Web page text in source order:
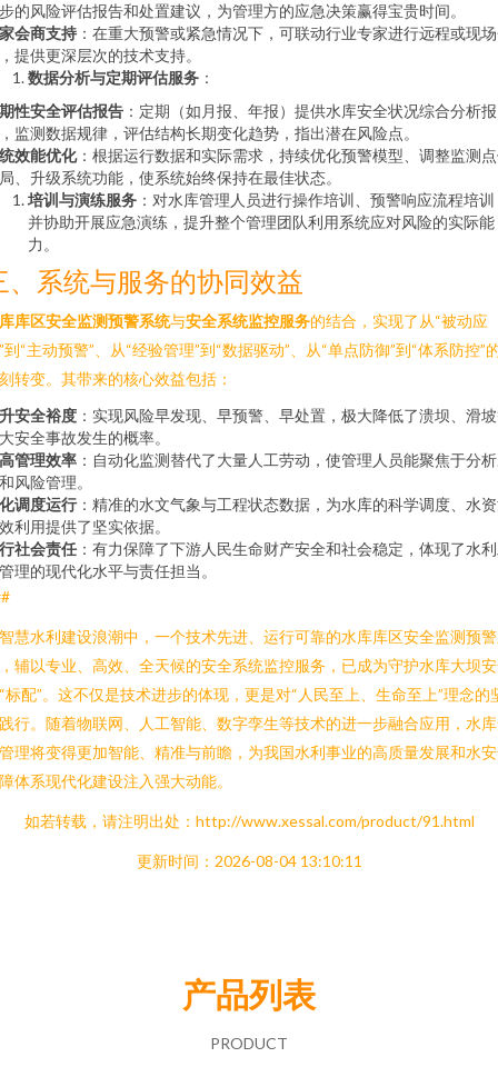
的风险评估报告和处置建议，为管理方的应急决策赢得宝贵时间。
会商支持 ：在重大预警或紧急情况下，可联动行业专家进行远程或现
提供更深层次的技术支持。
数据分析与定期评估服务 ：
性安全评估报告 ：定期（如月报、年报）提供水库安全状况综合分析报
监测数据规律，评估结构长期变化趋势，指出潜在风险点。
效能优化：根据运行数据和实际需求，持续优化预警模型、调整监测
、升级系统功能，使系统始终保持在最佳状态。
培训与演练服务 ：对水库管理人员进行操作培训、预警响应流程培训
并协助开展应急演练，提升整个管理团队利用系统应对风险的实际能
力。
、系统与服务的协同效益
库区安全监测预警系统与安全系统监控服务的结合，实现了从“被动应
到“主动预警”、从“经验管理”到“数据驱动”、从“单点防御”到“体系防控”
转变。其带来的核心效益包括：
安全裕度 ：实现风险早发现、早预警、早处置，极大降低了溃坝、滑
安全事故发生的概率。
管理效率 ：自动化监测替代了大量人工劳动，使管理人员能聚焦于分
风险管理。
调度运行 ：精准的水文气象与工程状态数据，为水库的科学调度、水
利用提供了坚实依据。
社会责任 ：有力保障了下游人民生命财产安全和社会稳定，体现了水
理的现代化水平与责任担当。
慧水利建设浪潮中，一个技术先进、运行可靠的水库库区安全监测预
辅以专业、高效、全天候的安全系统监控服务，已成为守护水库大坝
标配”。这不仅是技术进步的体现，更是对“人民至上、生命至上”理念的
行。随着物联网、人工智能、数字孪生等技术的进一步融合应用，水
理将变得更加智能、精准与前瞻，为我国水利事业的高质量发展和水
体系现代化建设注入强大动能。
如若转载，请注明出处：http://www.xessal.com/product/91.html
更新时间：2026-08-04 13:10:11
产品列表
PRODUCT